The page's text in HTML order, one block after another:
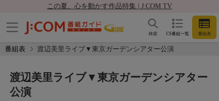
この夏、心を動かす作品特集 | J:COM TV
CS番組一覧 番組表
検索
番組表 渡辺美里ライブ▼東京ガーデンシアター公演
渡辺美里ライブ▼東京ガーデンシアター
公演